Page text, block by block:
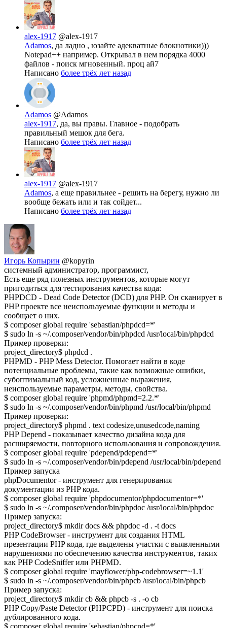
alex-1917 @alex-1917
Adamos, да ладно , юзайте адекватные блокнотики)))
Notepad++ например. Открывал в нем порядка 4000
файлов - поиск мгновенный. проц ай7
Написано более трёх лет назад
Adamos @Adamos
alex-1917, да, вы правы. Главное - подобрать
правильный мешок для бега.
Написано более трёх лет назад
alex-1917 @alex-1917
Adamos, а еще правильнее - решить на берегу, нужно ли
вообще бежать или и так сойдет...
Написано более трёх лет назад
Игорь Копырин @kopyrin
системный администратор, программист,
Есть еще ряд полезных инструментов, которые могут
пригодиться для тестирования качества кода:
PHPDCD - Dead Code Detector (DCD) для PHP. Он сканирует в
PHP проекте все неиспользуемые функции и методы и
сообщает о них.
$ composer global require 'sebastian/phpdcd=*'
$ sudo ln -s ~/.composer/vendor/bin/phpdcd /usr/local/bin/phpdcd
Пример проверки:
project_directory$ phpdcd .
PHPMD - PHP Mess Detector. Помогает найти в коде
потенциальные проблемы, такие как возможные ошибки,
субоптимальный код, усложненные выражения,
неиспользуемые параметры, методы, свойства.
$ composer global require 'phpmd/phpmd=2.2.*'
$ sudo ln -s ~/.composer/vendor/bin/phpmd /usr/local/bin/phpmd
Пример проверки:
project_directory$ phpmd . text codesize,unusedcode,naming
PHP Depend - показывает качество дизайна кода для
расширяемости, повторного использования и сопровождения.
$ composer global require 'pdepend/pdepend=*'
$ sudo ln -s ~/.composer/vendor/bin/pdepend /usr/local/bin/pdepend
Пример запуска
phpDocumentor - инструмент для генерирования
документации из PHP кода.
$ composer global require 'phpdocumentor/phpdocumentor=*'
$ sudo ln -s ~/.composer/vendor/bin/phpdoc /usr/local/bin/phpdoc
Пример запуска:
project_directory$ mkdir docs && phpdoc -d . -t docs
PHP CodeBrowser - инструмент для создания HTML
презентации PHP кода, где выделены участки с выявленными
нарушениями по обеспечению качества инструментов, таких
как PHP CodeSniffer или PHPMD.
$ composer global require 'mayflower/php-codebrowser=~1.1'
$ sudo ln -s ~/.composer/vendor/bin/phpcb /usr/local/bin/phpcb
Пример запуска:
project_directory$ mkdir cb && phpcb -s . -o cb
PHP Copy/Paste Detector (PHPCPD) - инструмент для поиска
дублированного кода.